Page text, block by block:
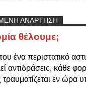
ΑΝΑΡΤΗΣΗ
θέλουμε;
ένα περιστατικό
αντιδράσεις, κάθε
τραυματίζεται εν ώρα